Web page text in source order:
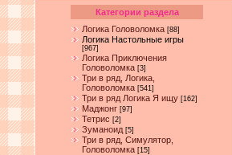
Категории раздела
Логика Головоломка [88]
Логика Настольные игры
[967]
Логика Приключения
Головоломка [3]
Три в ряд, Логика,
Головоломка [541]
Три в ряд Логика Я ищу [162]
Маджонг [97]
Тетрис [2]
Зуманоид [5]
Три в ряд, Симулятор,
Головоломка [15]